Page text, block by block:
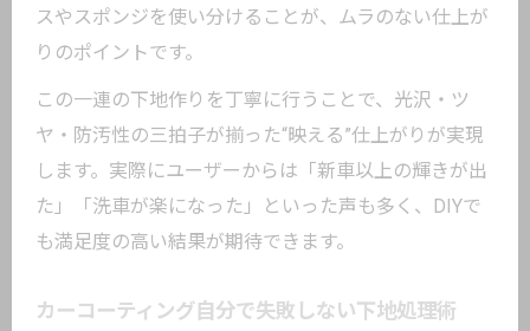
スやスポンジを使い分けることが、ムラのない仕上が
りのポイントです。
この一連の下地作りを丁寧に行うことで、光沢・ツ
ヤ・防汚性の三拍子が揃った“映える”仕上がりが実現
します。実際にユーザーからは「新車以上の輝きが出
た」「洗車が楽になった」といった声も多く、DIYで
も満足度の高い結果が期待できます。
カーコーティング自分で失敗しない下地処理術